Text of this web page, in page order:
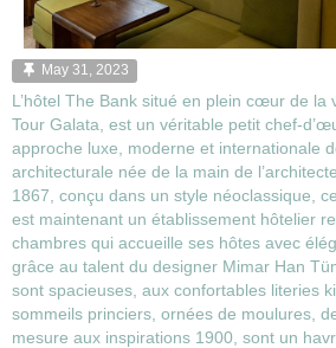
May 31, 2023
L’hôtel The Bank situé en plein cœur de la
Tour Galata, est un véritable petit chef-
approche luxe, moderne et internationale
architecturale née de la main de
1867, conçu dans un style néoclassique,
est maintenant un établissement hôtelier
chambres qui accueille ses hôtes avec
grâce au talent du designer Mimar Han
sont spacieuses, aux confortables literies
sommeils princiers, ornées de moulures,
mesure aux inspirations 1900, sont un